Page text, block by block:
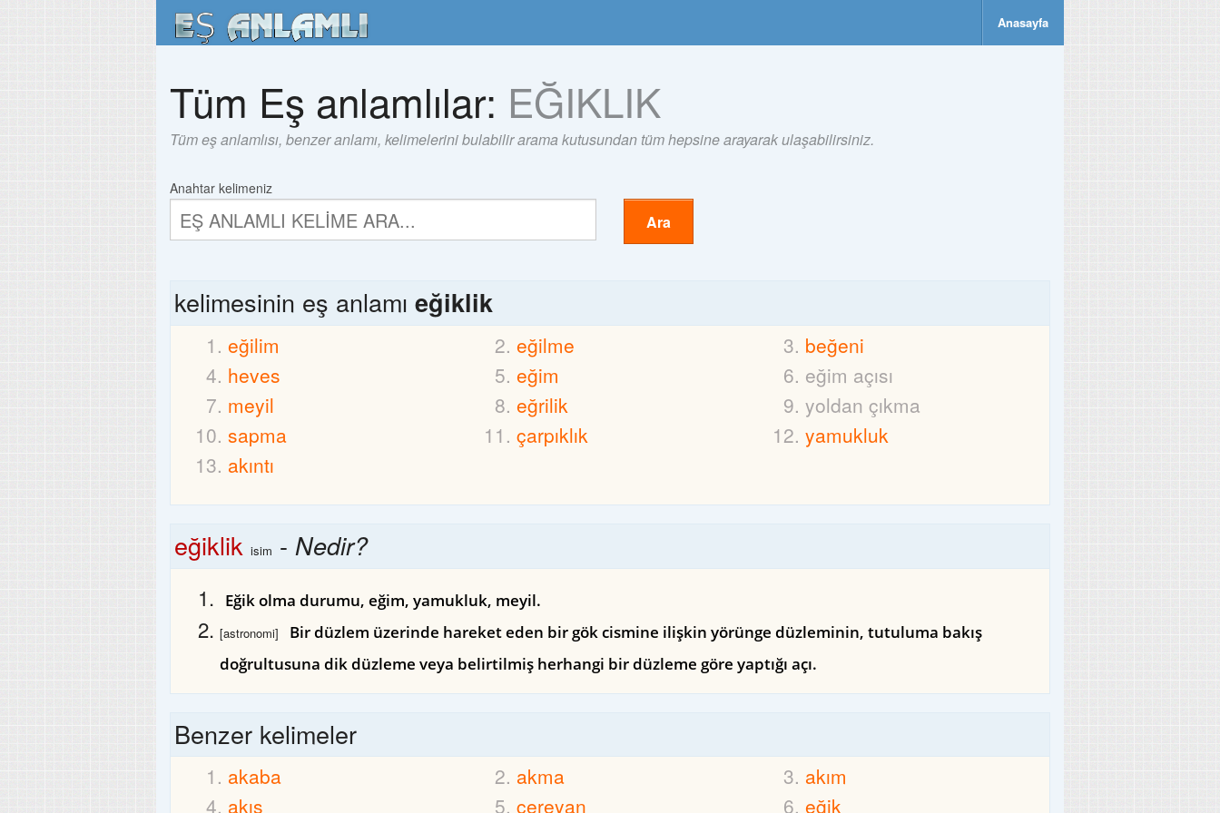
Anasayfa
Tüm Eş anlamlılar: EĞIKLIK
Tüm eş anlamlısı, benzer anlamı, kelimelerini bulabilir arama kutusundan tüm hepsine arayarak ulaşabilirsiniz.
Anahtar kelimeniz
Ara
kelimesinin eş anlamı eğiklik
eğilim eğilme
beğeni
heves
eğim
eğim açısı
meyil
eğrilik
yoldan çıkma
sapma
çarpıklık
yamukluk
akıntı
eğiklik isim - Nedir?
Eğik olma durumu, eğim, yamukluk, meyil.
[astronomi]
Bir düzlem üzerinde hareket eden bir gök cismine ilişkin yörünge düzleminin, tutuluma bakış
doğrultusuna dik düzleme veya belirtilmiş herhangi bir düzleme göre yaptığı açı.
Benzer kelimeler
akaba akma
akım
akış
cereyan eğik